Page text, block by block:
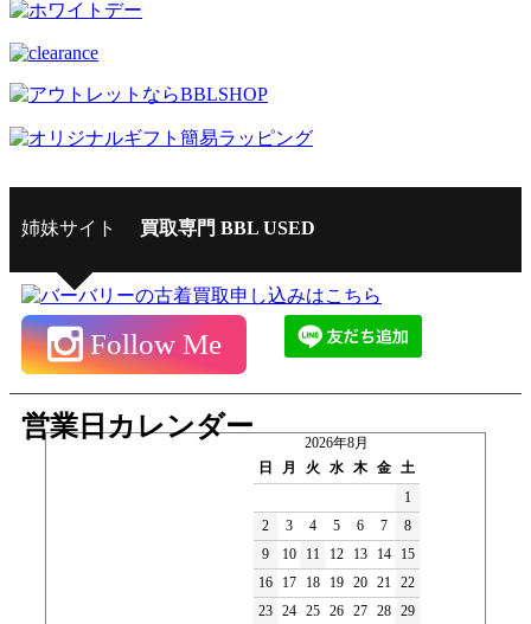
姉妹サイト 買取専門 BBL USED
Follow Me
営業日カレンダー
2026年8月
日
月 火 水 木 金 土
1
2
3 4 5 6 7
8
9
10 11 12 13 14
15
16
17 18 19 20 21 22
23 24 25 26 27 28 29